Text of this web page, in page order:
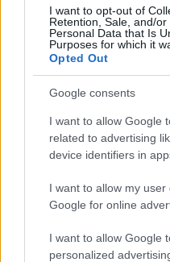
I want to opt-out of
Retention, Sale, and/
Personal Data that Is
Purposes for which it
Opted Out
Google consents
I want to allow Google
related to advertising
device identifiers in
I want to allow my
Google for online
I want to allow Google
personalized
Helyi hírek
594 kilométernyi